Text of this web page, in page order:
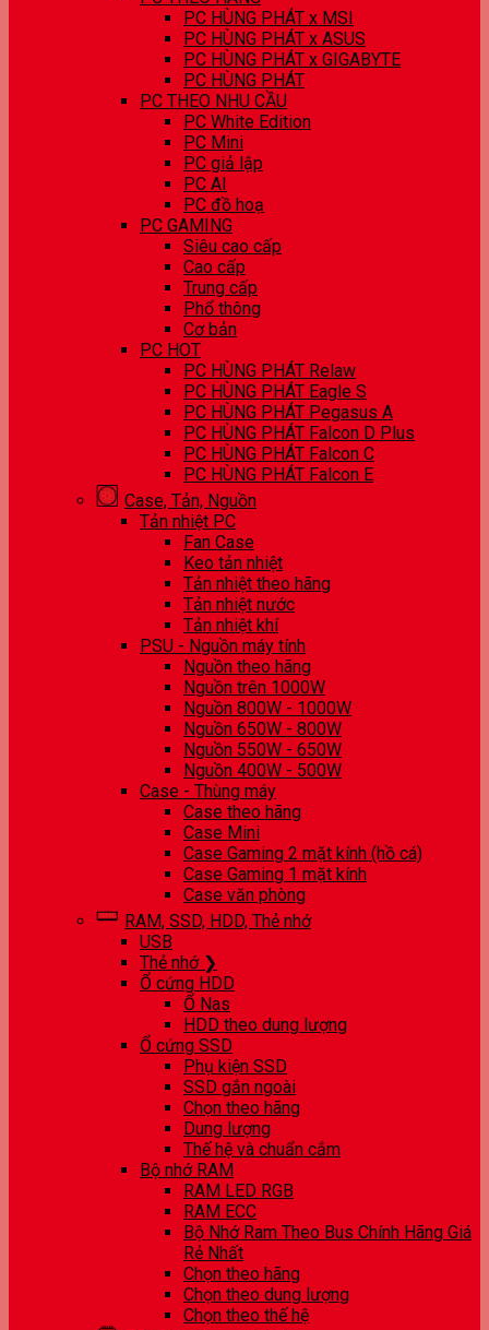
PC HÙNG PHÁT x MSI
PC HÙNG PHÁT x ASUS
PC HÙNG PHÁT x GIGABYTE
PC HÙNG PHÁT
PC THEO NHU CẦU
PC White Edition
PC Mini
PC giả lập
PC AI
PC đồ hoạ
PC GAMING
Siêu cao cấp
Cao cấp
Trung cấp
Phổ thông
Cơ bản
PC HOT
PC HÙNG PHÁT Relaw
PC HÙNG PHÁT Eagle S
PC HÙNG PHÁT Pegasus A
PC HÙNG PHÁT Falcon D Plus
PC HÙNG PHÁT Falcon C
PC HÙNG PHÁT Falcon E
Case, Tản, Nguồn
Tản nhiệt PC
Fan Case
Keo tản nhiệt
Tản nhiệt theo hãng
Tản nhiệt nước
Tản nhiệt khí
PSU - Nguồn máy tính
Nguồn theo hãng
Nguồn trên 1000W
Nguồn 800W - 1000W
Nguồn 650W - 800W
Nguồn 550W - 650W
Nguồn 400W - 500W
Case - Thùng máy
Case theo hãng
Case Mini
Case Gaming 2 mặt kính (hồ cá)
Case Gaming 1 mặt kính
Case văn phòng
RAM, SSD, HDD, Thẻ nhớ
USB
Thẻ nhớ ❯
Ổ cứng HDD
Ổ Nas
HDD theo dung lượng
Ổ cứng SSD
Phụ kiện SSD
SSD gắn ngoài
Chọn theo hãng
Dung lượng
Thế hệ và chuẩn cắm
Bộ nhớ RAM
RAM LED RGB
RAM ECC
Bộ Nhớ Ram Theo Bus Chính Hãng Giá
Rẻ Nhất
Chọn theo hãng
Chọn theo dung lượng
Chọn theo thế hệ